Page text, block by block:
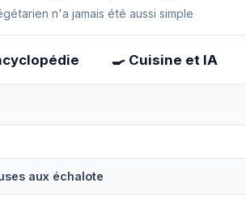
n'a jamais été aussi simple
🍳 Cuisine et IA
aux échalote